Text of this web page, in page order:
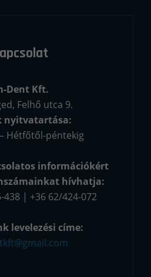
Dent Kft.
Felhő utca 9.
nyitvatartása:
Hétfőtől-péntekig
információkért
hívhatja:
438 | +36 62/424-072
levelezési címe: